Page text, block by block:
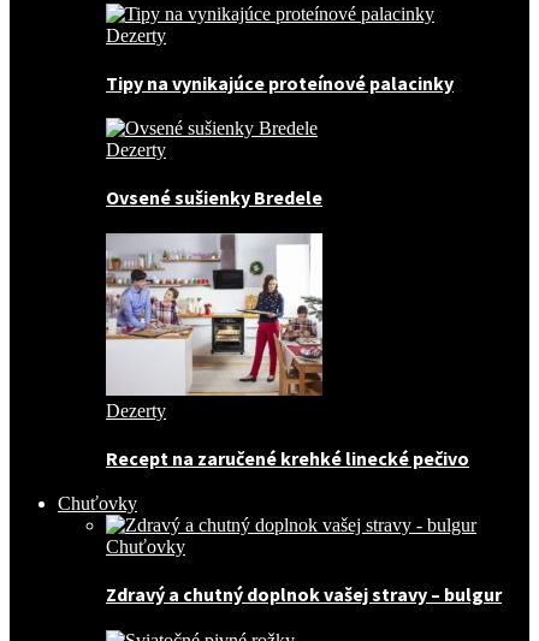
Dezerty
Tipy na vynikajúce proteínové palacinky
Dezerty
Ovsené sušienky Bredele
Dezerty
Recept na zaručené krehké linecké pečivo
Chuťovky
Chuťovky
Zdravý a chutný doplnok vašej stravy – bulgur